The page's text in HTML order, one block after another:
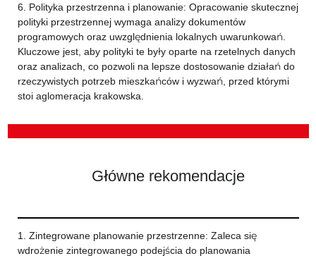
6. Polityka przestrzenna i planowanie: Opracowanie skutecznej
polityki przestrzennej wymaga analizy dokumentów
programowych oraz uwzględnienia lokalnych uwarunkowań.
Kluczowe jest, aby polityki te były oparte na rzetelnych danych
oraz analizach, co pozwoli na lepsze dostosowanie działań do
rzeczywistych potrzeb mieszkańców i wyzwań, przed którymi
stoi aglomeracja krakowska.
Główne rekomendacje
1. Zintegrowane planowanie przestrzenne: Zaleca się
wdrożenie zintegrowanego podejścia do planowania